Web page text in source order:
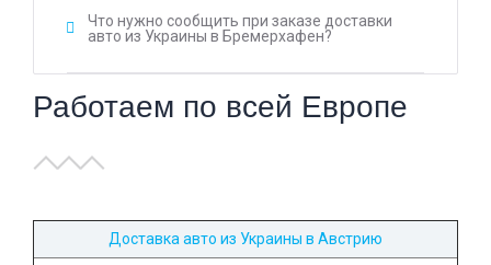
Что нужно сообщить при заказе доставки
авто из Украины в Бремерхафен?
Работаем по всей Европе
Доставка авто из Украины в Австрию